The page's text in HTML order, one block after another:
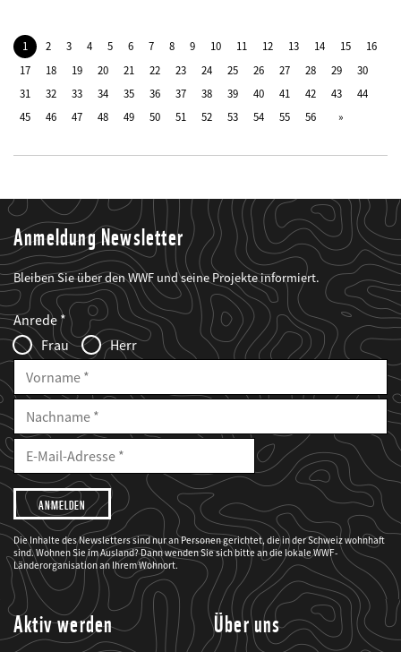
1 2 3 4 5 6 7 8 9 10 11 12 13 14 15
16
17
18 19 20 21 22 23 24 25 26 27 28 29
30
31
32 33 34 35 36 37 38 39 40 41 42 43
44
45
46 47 48 49 50 51 52 53 54 55 56
Anmeldung Newsletter
Bleiben Sie über den WWF und seine Projekte informiert.
Web2Case
Infofelder
Fieldset
anrede_name
Anrede
Frau
Herr
Vorname
Nachname
E-
Mailadresse
E-
Adresse
Ich
möchte,
dass
der
WWF
mich
über
seine
Projekte
informiert.
Die Inhalte des Newsletters sind nur an Personen gerichtet, die in der Schweiz wohnhaft
sind. Wohnen Sie im Ausland? Dann wenden Sie sich bitte an die lokale WWF-
Länderorganisation an Ihrem Wohnort.
Aktiv werden Über uns